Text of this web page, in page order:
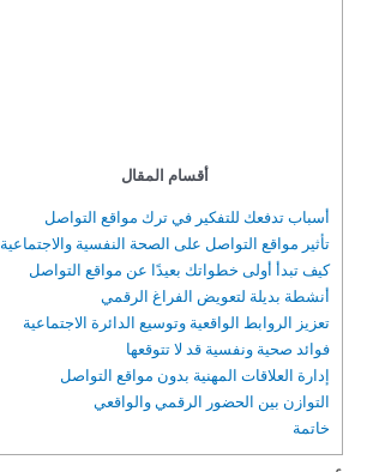
أقسام المقال
أسباب تدفعك للتفكير في ترك مواقع التواصل
تأثير مواقع التواصل على الصحة النفسية والاجتماعية
كيف تبدأ أولى خطواتك بعيدًا عن مواقع التواصل
أنشطة بديلة لتعويض الفراغ الرقمي
تعزيز الروابط الواقعية وتوسيع الدائرة الاجتماعية
فوائد صحية ونفسية قد لا تتوقعها
إدارة العلاقات المهنية بدون مواقع التواصل
التوازن بين الحضور الرقمي والواقعي
خاتمة